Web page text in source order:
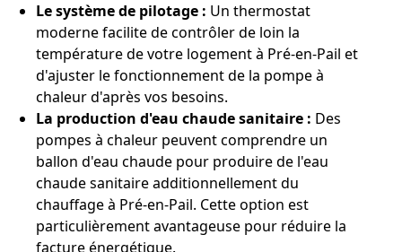
Le système de pilotage : Un thermostat
moderne facilite de contrôler de loin la
température de votre logement à Pré-en-Pail et
d'ajuster le fonctionnement de la pompe à
chaleur d'après vos besoins.
La production d'eau chaude sanitaire : Des
pompes à chaleur peuvent comprendre un
ballon d'eau chaude pour produire de l'eau
chaude sanitaire additionnellement du
chauffage à Pré-en-Pail. Cette option est
particulièrement avantageuse pour réduire la
facture énergétique.